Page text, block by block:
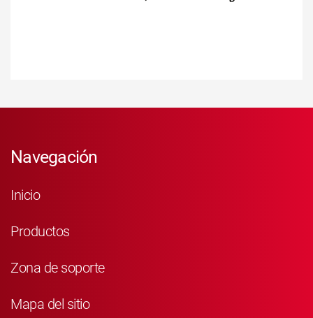
Navegación
Inicio
Productos
Zona de soporte
Mapa del sitio